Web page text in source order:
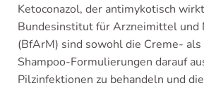
Ketoconazol, der antimykotisch
Bundesinstitut für Arzneimittel und
(BfArM) sind sowohl die Creme- als
Shampoo-Formulierungen darauf
Pilzinfektionen zu behandeln und